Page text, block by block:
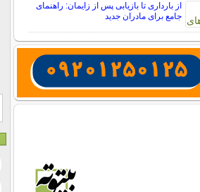
از بارداری تا بازیابی پس از زایمان: راهنمای
جامع برای مادران جدید